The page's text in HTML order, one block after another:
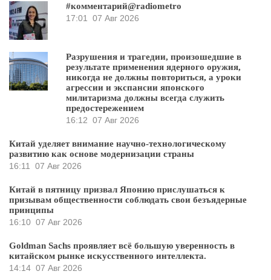
#комментарий@radiometro
17:01
07 Авг 2026
Разрушения и трагедии, произошедшие в
результате применения ядерного оружия,
никогда не должны повториться, а уроки
агрессии и экспансии японского
милитаризма должны всегда служить
предостережением
16:12 07 Авг 2026
Китай уделяет внимание научно-технологическому
развитию как основе модернизации страны
16:11
07 Авг 2026
Китай в пятницу призвал Японию прислушаться к
призывам общественности соблюдать свои безъядерные
принципы
16:10 07 Авг 2026
Goldman Sachs проявляет всё большую уверенность в
китайском рынке искусственного интеллекта.
14:14 07 Авг 2026